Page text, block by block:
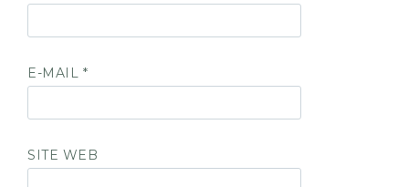
E-MAIL *
SITE WEB